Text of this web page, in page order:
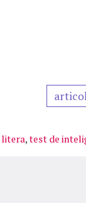
litera,test de